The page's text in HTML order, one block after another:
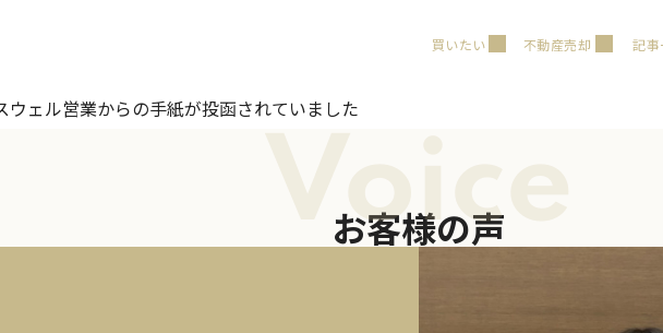
買いたい 不動産売却 記
ウェル営業からの手紙が投函されていました
Voice
お客様の声